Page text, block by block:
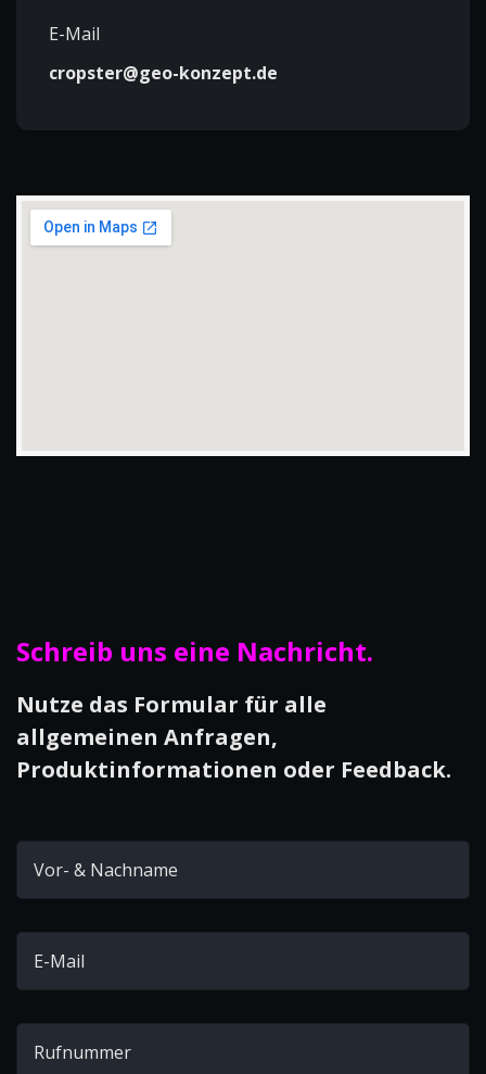
E-Mail
cropster@geo-konzept.de
Schreib uns eine Nachricht.
Nutze das Formular für alle
allgemeinen Anfragen,
Produktinformationen oder Feedback.